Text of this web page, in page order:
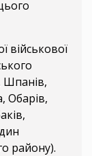
військової
Шпанів,
Обарів,
району).